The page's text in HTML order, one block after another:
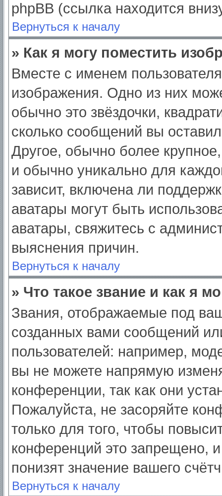
phpBB (ссылка находится
Вернуться к началу
» Как я могу поместить
Вместе с именем
изображения. Одно из них
обычно это звёздочки,
сколько сообщений вы
Другое, обычно более
и обычно уникально для
зависит, включена ли
аватары могут быть
аватары, свяжитесь с
выяснения причин.
Вернуться к началу
» Что такое звание и как я
Звания, отображаемые под
созданных вами сообщений
пользователей: например,
вы не можете напрямую
конференции, так как они
Пожалуйста, не засоряйте
только для того, чтобы
конференций это запрещено,
понизят значение вашего
Вернуться к началу